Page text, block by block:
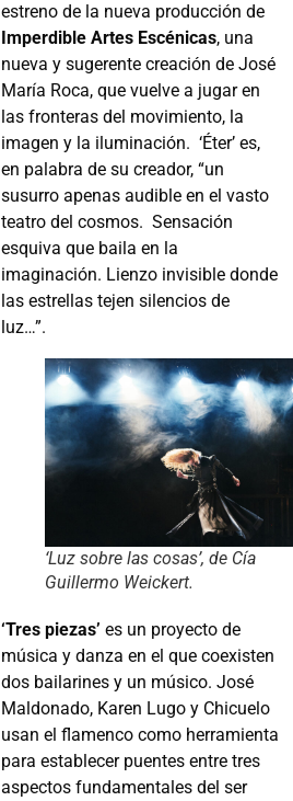
estreno de la nueva producción de
Imperdible Artes Escénicas, una
nueva y sugerente creación deJosé
María Roca, que vuelve a jugar en
las fronteras del movimiento, la
imagen y la iluminación. ‘Éter’ es,
en palabra de su creador, “un
susurro apenas audible en el vasto
teatro del cosmos. Sensación
esquiva que baila en la
imaginación. Lienzo invisible donde
las estrellas tejen silencios de
luz…”.
‘Luz sobre las cosas’, de Cía
Guillermo Weickert.
‘Tres piezas’ es un proyecto de
música y danza en el que coexisten
dos bailarines y un músico.José
Maldonado, Karen Lugo y Chicuelo
usan el flamenco como herramienta
para establecer puentes entre tres
aspectos fundamentales del ser